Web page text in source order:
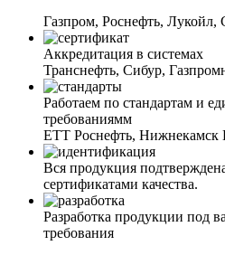
Газпром, Роснефть, Лукойл,
Аккредитация в системах
Транснефть, Сибур,
Работаем по стандартам и
требованиямм
ЕТТ Роснефть, Нижнекамск
Вся продукция
сертификатами качества.
Разработка продукции под
требования